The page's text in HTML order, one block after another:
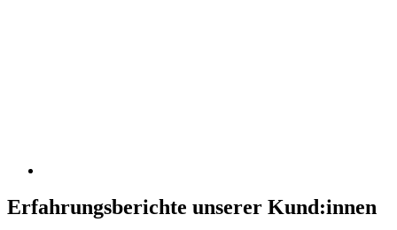
Erfahrungsberichte unserer Kund:innen